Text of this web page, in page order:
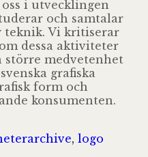
i utvecklingen
och samtalar
teknik. Vi kritiserar
dessa aktiviteter
större medvetenhet
grafiska
form och
konsumenten.
Taggar
archive, logo